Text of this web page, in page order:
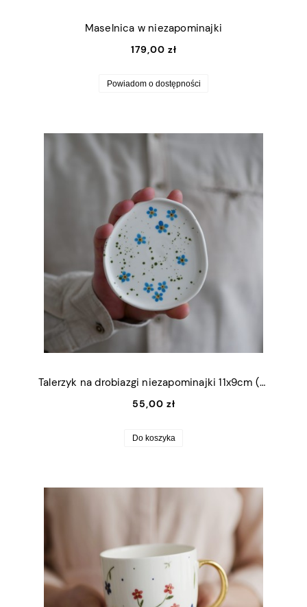
Maselnica w niezapominajki
179,00 zł
Powiadom o dostępności
Talerzyk na drobiazgi niezapominajki 11x9cm (S)
55,00 zł
Do koszyka